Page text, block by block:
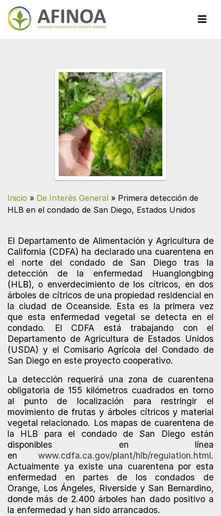
Inicio » De Interés General » Primera detección de
HLB en el condado de San Diego, Estados Unidos
El Departamento de Alimentación y Agricultura de
California (CDFA) ha declarado una cuarentena en
el norte del condado de San Diego tras la
detección de la enfermedad Huanglongbing
(HLB), o enverdecimiento de los cítricos, en dos
árboles de cítricos de una propiedad residencial en
la ciudad de Oceanside. Esta es la primera vez
que esta enfermedad vegetal se detecta en el
condado. El CDFA está trabajando con el
Departamento de Agricultura de Estados Unidos
(USDA) y el Comisario Agrícola del Condado de
San Diego en este proyecto cooperativo.
La detección requerirá una zona de cuarentena
obligatoria de 155 kilómetros cuadrados en torno
al punto de localización para restringir el
movimiento de frutas y árboles cítricos y material
vegetal relacionado. Los mapas de cuarentena de
la HLB para el condado de San Diego están
disponibles en línea
en www.cdfa.ca.gov/plant/hlb/regulation.html.
Actualmente ya existe una cuarentena por esta
enfermedad en partes de los condados de
Orange, Los Ángeles, Riverside y San Bernardino,
donde más de 2.400 árboles han dado positivo a
la enfermedad y han sido arrancados.